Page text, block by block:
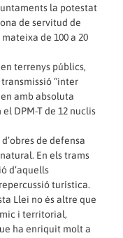
la potestat
de servitud de
de 100 a 20
terrenys públics,
“inter
amb absoluta
DPM-T de 12 nuclis
de defensa
En els trams
d’aquells
turística.
Llei no és altre que
i territorial,
ha enriquit molt a